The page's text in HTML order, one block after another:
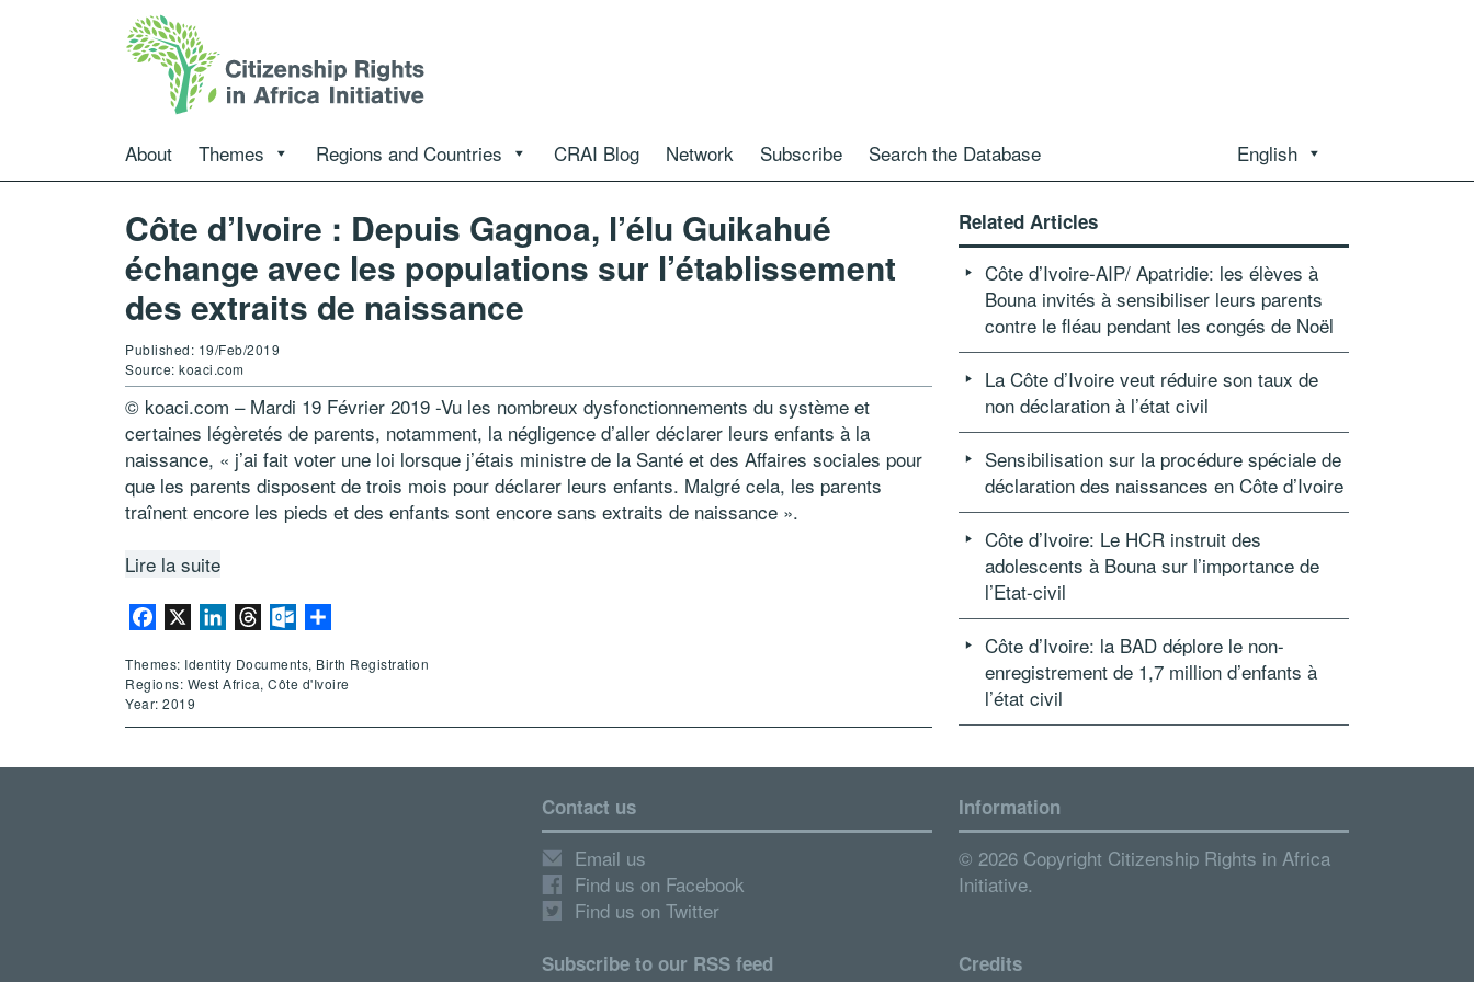
About Themes Regions and Countries CRAI Blog Network Subscribe Search the Database English
Côte d’Ivoire : Depuis Gagnoa, l’élu Guikahué
échange avec les populations sur l’établissement
des extraits de naissance
Published: 19/Feb/2019
Source: koaci.com
© koaci.com – Mardi 19 Février 2019 -Vu les nombreux dysfonctionnements du système et
certaines légèretés de parents, notamment, la négligence d’aller déclarer leurs enfants à la
naissance, « j’ai fait voter une loi lorsque j’étais ministre de la Santé et des Affaires sociales pour
que les parents disposent de trois mois pour déclarer leurs enfants. Malgré cela, les parents
traînent encore les pieds et des enfants sont encore sans extraits de naissance ».
Lire la suite
Facebook LinkedInThreadsOutlook.com
Themes: Identity Documents, Birth Registration
Regions: West Africa, Côte d'Ivoire
Year: 2019
Related Articles
Côte d’Ivoire-AIP/ Apatridie: les élèves à
Bouna invités à sensibiliser leurs parents
contre le fléau pendant les congés de Noël
La Côte d’Ivoire veut réduire son taux de
non déclaration à l’état civil
Sensibilisation sur la procédure spéciale de
déclaration des naissances en Côte d’Ivoire
Côte d’Ivoire: Le HCR instruit des
adolescents à Bouna sur l’importance de
l’Etat-civil
Côte d’Ivoire: la BAD déplore le non-
enregistrement de 1,7 million d’enfants à
l’état civil
Contact us
Email us
Find us on Facebook
Find us on Twitter
Subscribe to our RSS feed
Information
© 2026 Copyright Citizenship Rights in Africa
Initiative.
Credits